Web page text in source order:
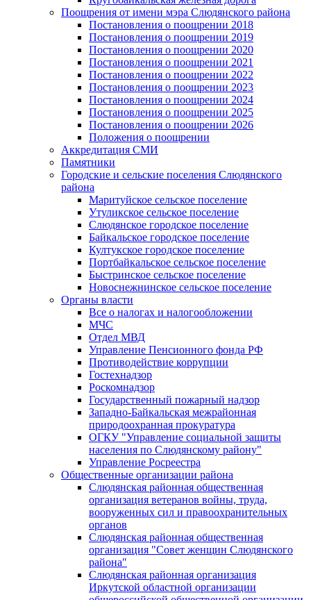
Поощрения от имени мэра Слюдянского района
Постановления о поощрении 2018
Постановления о поощрении 2019
Постановления о поощрении 2020
Постановления о поощрении 2021
Постановления о поощрении 2022
Постановления о поощрении 2023
Постановления о поощрении 2024
Постановления о поощрении 2025
Постановления о поощрении 2026
Положения о поощрении
Аккредитация СМИ
Памятники
Городские и сельские поселения Слюдянского
района
Маритуйское сельское поселение
Утуликское сельское поселение
Слюдянское городское поселение
Байкальское городское поселение
Култукское городское поселение
Портбайкальское сельское поселение
Быстринское сельское поселение
Новоснежнинское сельское поселение
Органы власти
Все о налогах и налогообложении
МЧС
Отдел МВД
Управление Пенсионного фонда РФ
Противодействие коррупции
Гостехнадзор
Роскомнадзор
Государственный пожарный надзор
Западно-Байкальская межрайонная
природоохранная прокуратура
ОГКУ "Управление социальной защиты
населения по Слюдянскому району"
Управление Росреестра
Общественные организации района
Слюдянская районная общественная
организация ветеранов войны, труда,
вооруженных сил и правоохранительных
органов
Слюдянская районная общественная
организация "Совет женщин Слюдянского
района"
Слюдянская районная организация
Иркутской областной организации